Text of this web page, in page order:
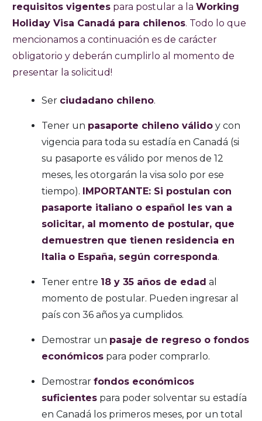
requisitos vigentes para postular a la Working
Holiday Visa Canadá para chilenos. Todo lo que
mencionamos a continuación es de carácter
obligatorio y deberán cumplirlo al momento de
presentar la solicitud!
Ser ciudadano chileno.
Tener un pasaporte chileno válido y con
vigencia para toda su estadía en Canadá (si
su pasaporte es válido por menos de 12
meses, les otorgarán la visa solo por ese
tiempo).
IMPORTANTE: Si postulan con
pasaporte italiano o español les van a
solicitar, al momento de postular, que
demuestren que tienen residencia en
Italia o España, según corresponda.
Tener entre 18 y 35 años de edad al
momento de postular. Pueden ingresar al
país con 36 años ya cumplidos.
Demostrar un pasaje de regreso o fondos
económicos para poder comprarlo.
Demostrar fondos económicos
suficientes para poder solventar su estadía
en Canadá los primeros meses, por un total